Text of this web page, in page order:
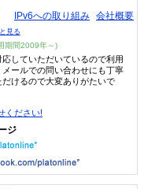
IPv6への取り組み 会社概要
見る
期間2009年～)
していただいているので利用
メールでの問い合わせにも丁寧
だけるので大変ありがたいで
ください!
ジ